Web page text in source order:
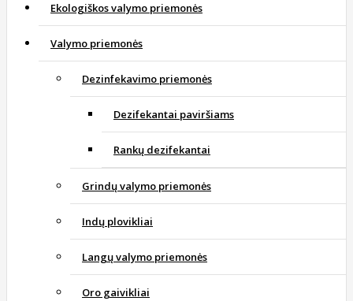
Ekologiškos valymo priemonės
Valymo priemonės
Dezinfekavimo priemonės
Dezifekantai paviršiams
Rankų dezifekantai
Grindų valymo priemonės
Indų plovikliai
Langų valymo priemonės
Oro gaivikliai